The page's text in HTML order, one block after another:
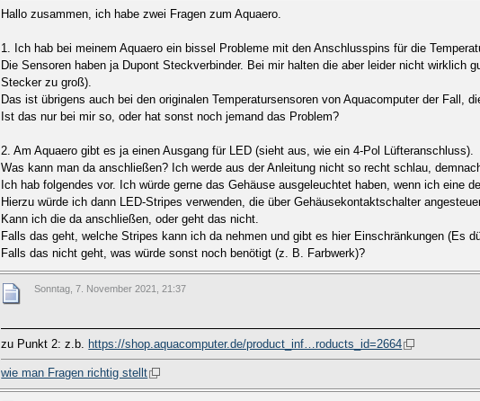
Hallo zusammen, ich habe zwei Fragen zum Aquaero.
1. Ich hab bei meinem Aquaero ein bissel Probleme mit den Anschlusspins für die
Die Sensoren haben ja Dupont Steckverbinder. Bei mir halten die aber leider nicht
Stecker zu groß).
Das ist übrigens auch bei den originalen Temperatursensoren von Aquacomputer der Fall,
Ist das nur bei mir so, oder hat sonst noch jemand das Problem?
2. Am Aquaero gibt es ja einen Ausgang für LED (sieht aus, wie ein 4-Pol Lüfteranschluss).
Was kann man da anschließen? Ich werde aus der Anleitung nicht so recht schlau,
Ich hab folgendes vor. Ich würde gerne das Gehäuse ausgeleuchtet haben, wenn ich eine
Hierzu würde ich dann LED-Stripes verwenden, die über Gehäusekontaktschalter
Kann ich die da anschließen, oder geht das nicht.
Falls das geht, welche Stripes kann ich da nehmen und gibt es hier Einschränkungen (Es
Falls das nicht geht, was würde sonst noch benötigt (z. B. Farbwerk)?
Sonntag, 7. November 2021, 21:37
zu Punkt 2: z.b. https://shop.aquacomputer.de/product_inf…roducts_id=2664
wie man Fragen richtig stellt